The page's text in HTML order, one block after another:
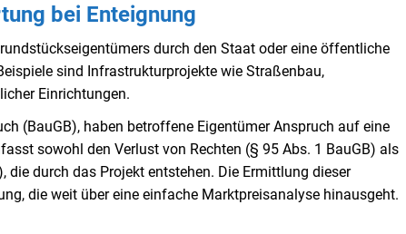
bei Enteignung
durch den Staat oder eine öffentliche
sind Infrastrukturprojekte wie Straßenbau,
Einrichtungen.
(BauGB), haben betroffene Eigentümer Anspruch auf eine
sowohl den Verlust von Rechten (§ 95 Abs. 1 BauGB) als
durch das Projekt entstehen. Die Ermittlung dieser
die weit über eine einfache Marktpreisanalyse hinausgeht.